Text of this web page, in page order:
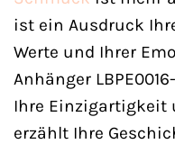
ist ein Ausdruck
Werte und Ihrer
Anhänger
Ihre Einzigartigkeit
erzählt Ihre